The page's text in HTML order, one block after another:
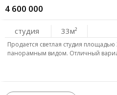
4 600 000
студия 33
Продается светлая студия площадью
панорамным видом. Отличный